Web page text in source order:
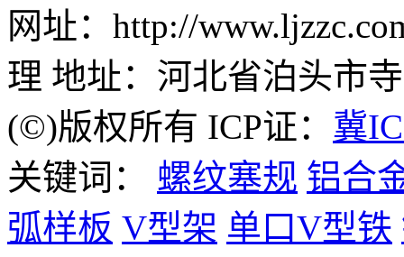
网址：http://
理 地址：河北省泊头市
(©)版权所有 ICP证： 冀
关键词： 螺纹塞规 铝合
弧样板 V型架 单口V型铁